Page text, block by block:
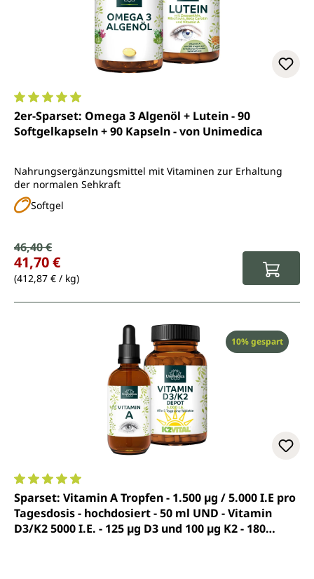
Durchschnittliche Bewertung von 5 von 5 Sternen
2er-Sparset: Omega 3 Algenöl + Lutein - 90
Softgelkapseln + 90 Kapseln - von Unimedica
Nahrungsergänzungsmittel mit Vitaminen zur Erhaltung
der normalen Sehkraft
Softgel
Verkaufspreis:
Regulärer Preis:
46,40 €
41,70 €
(412,87 € / kg)
Rabatt
10% gespart
Durchschnittliche Bewertung von 5 von 5 Sternen
Sparset: Vitamin A Tropfen - 1.500 µg / 5.000 I.E pro
Tagesdosis - hochdosiert - 50 ml UND - Vitamin
D3/K2 5000 I.E. - 125 µg D3 und 100 µg K2 - 180